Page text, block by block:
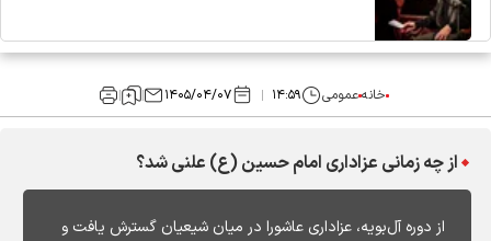
خانهعمومی ۱۴:۵۹ ۱۴۰۵/۰۴/۰۷
از چه زمانی عزاداری امام حسین (ع) علنی شد؟
از دوره آل‌بویه، عزاداری عاشورا در میان شیعیان گسترش یافت و